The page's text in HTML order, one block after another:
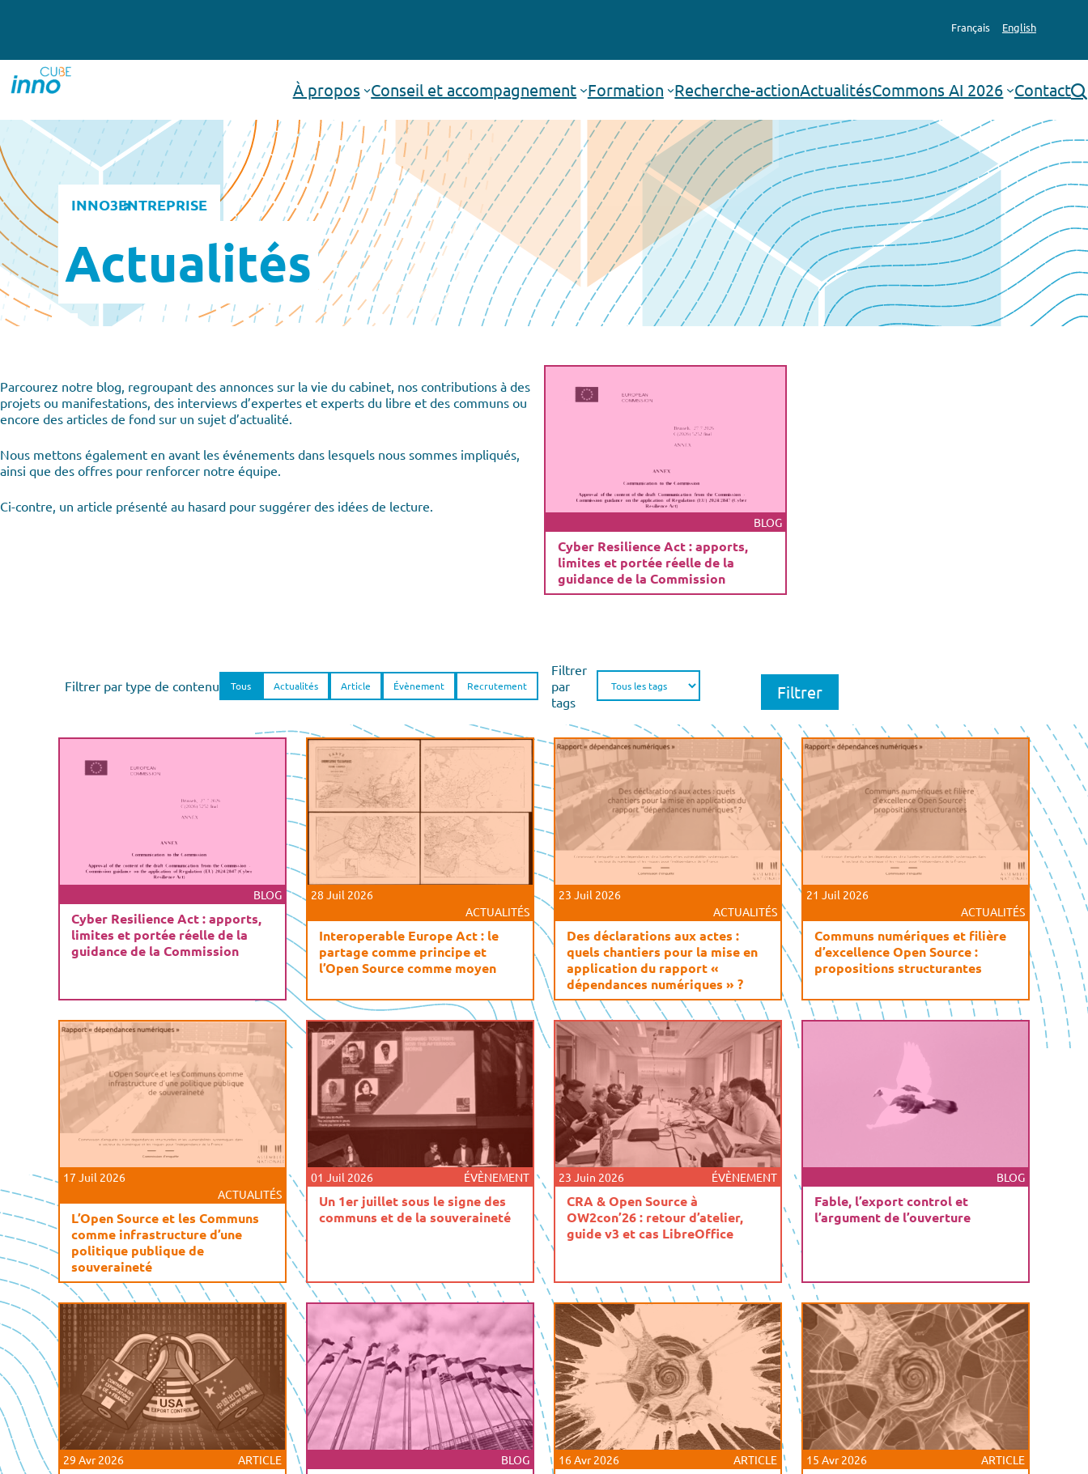
Français English
À propos Conseil et accompagnement Formation Recherche-actionActualitésCommons AI 2026 Contactrechercher
INNO3ENTREPRISE
Actualités
Parcourez notre blog, regroupant des annonces sur la vie du cabinet, nos contributions à des
projets ou manifestations, des interviews d’expertes et experts du libre et des communs ou
encore des articles de fond sur un sujet d’actualité.
Nous mettons également en avant les événements dans lesquels nous sommes impliqués,
ainsi que des offres pour renforcer notre équipe.
Ci-contre, un article présenté au hasard pour suggérer des idées de lecture.
BLOG
Cyber Resilience Act : apports,
limites et portée réelle de la
guidance de la Commission
Filtrer par type de contenu Tous Actualités Article Évènement Recrutement
Filtrer
par
tags
BLOG
Cyber Resilience Act : apports,
limites et portée réelle de la
guidance de la Commission
28 Juil 2026
ACTUALITÉS
Interoperable Europe Act : le
partage comme principe et
l’Open Source comme moyen
23 Juil 2026
ACTUALITÉS
Des déclarations aux actes :
quels chantiers pour la mise en
application du rapport «
dépendances numériques » ?
21 Juil 2026
ACTUALITÉS
Communs numériques et filière
d’excellence Open Source :
propositions structurantes
17 Juil 2026
ACTUALITÉS
L’Open Source et les Communs
comme infrastructure d’une
politique publique de
souveraineté
01 Juil 2026 ÉVÈNEMENT
Un 1er juillet sous le signe des
communs et de la souveraineté
23 Juin 2026 ÉVÈNEMENT
CRA & Open Source à
OW2con’26 : retour d’atelier,
guide v3 et cas LibreOffice
BLOG
Fable, l’export control et
l’argument de l’ouverture
29 Avr 2026 ARTICLE BLOG 16 Avr 2026 ARTICLE 15 Avr 2026 ARTICLE